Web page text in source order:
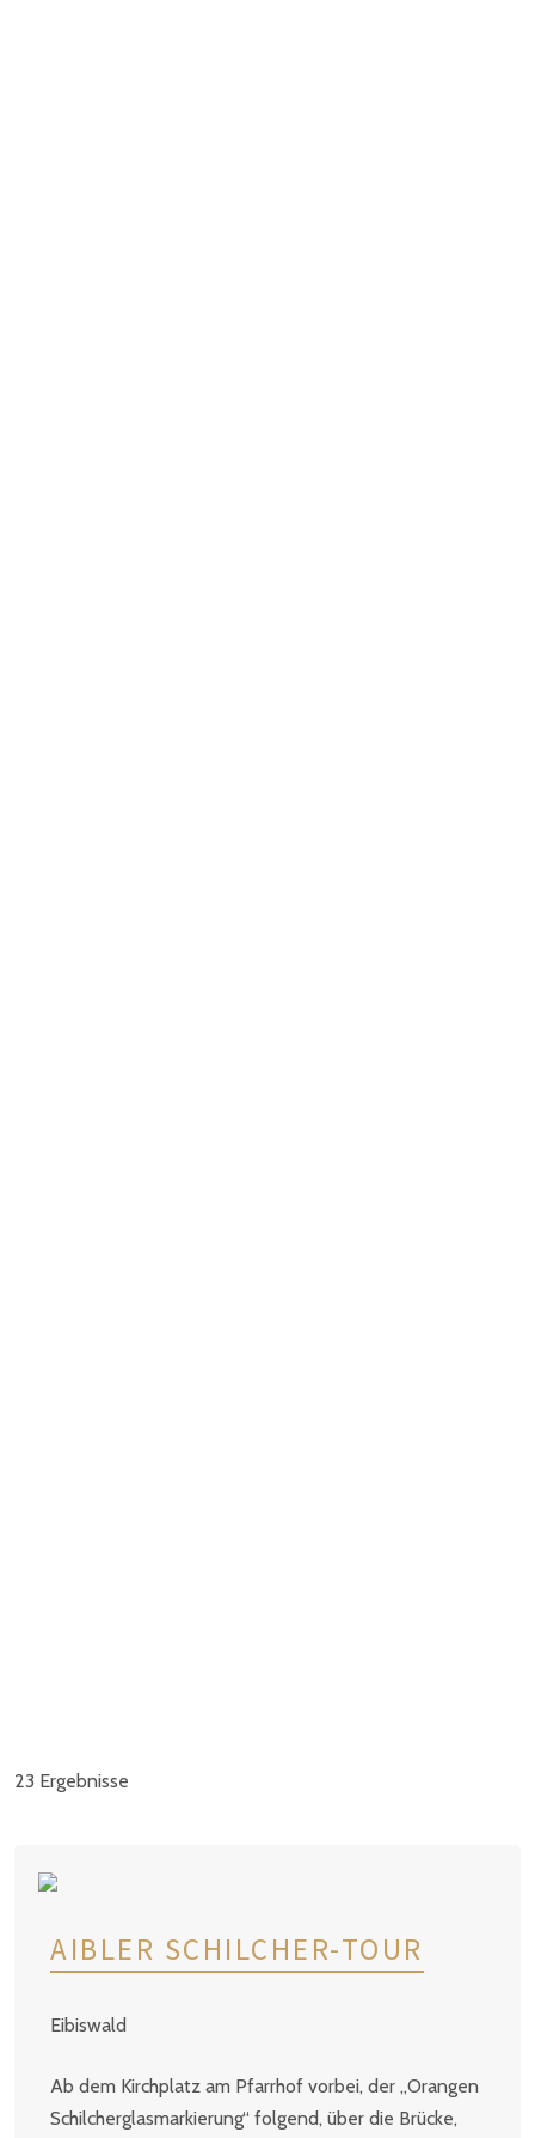
23 Ergebnisse
AIBLER SCHILCHER-TOUR
Eibiswald
Ab dem Kirchplatz am Pfarrhof vorbei, der „Orangen
Schilcherglasmarkierung“ folgend, über die Brücke,